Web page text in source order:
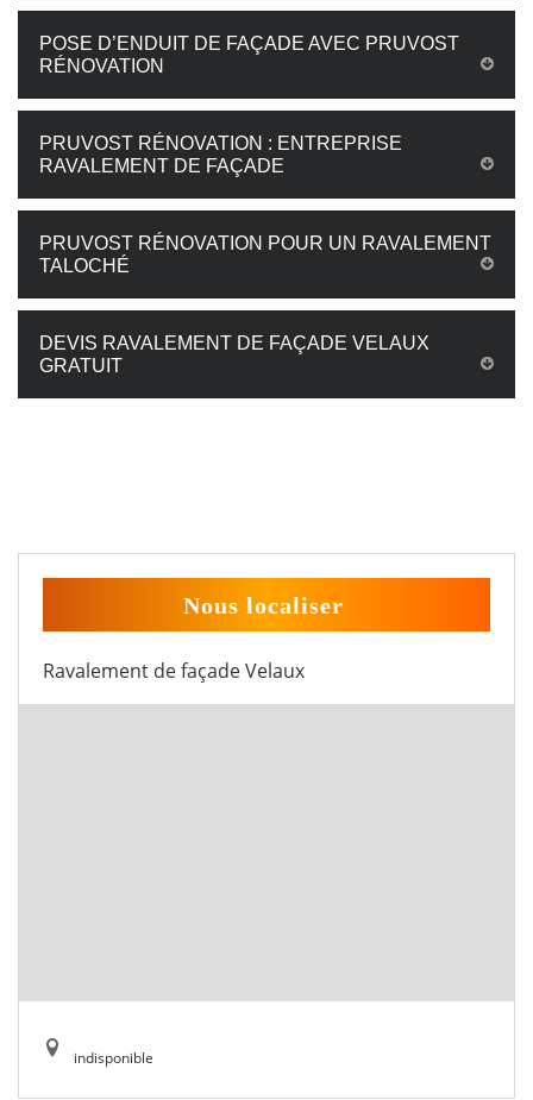
POSE D’ENDUIT DE FAÇADE AVEC PRUVOST
RÉNOVATION
PRUVOST RÉNOVATION : ENTREPRISE
RAVALEMENT DE FAÇADE
PRUVOST RÉNOVATION POUR UN RAVALEMENT
TALOCHÉ
DEVIS RAVALEMENT DE FAÇADE VELAUX
GRATUIT
Nous localiser
Ravalement de façade Velaux
indisponible